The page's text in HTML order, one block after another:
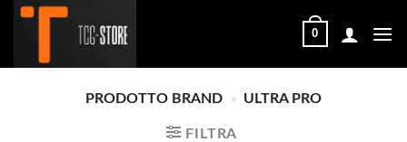
Salta
0
PRODOTTO BRAND » ULTRA PRO
FILTRA